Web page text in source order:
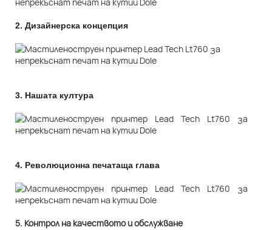
2. Дизайнерска концепция
3. Нашата култура
4. Революционна печатаща глава
5. Контрол на качеството и обслужване